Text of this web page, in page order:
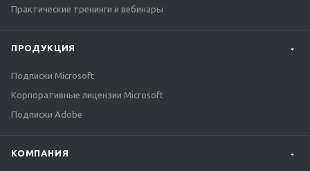
Практические тренинги и вебинары
ПРОДУКЦИЯ
Подписки Microsoft
Корпоративные лицензии Microsoft
Подписки Adobe
КОМПАНИЯ